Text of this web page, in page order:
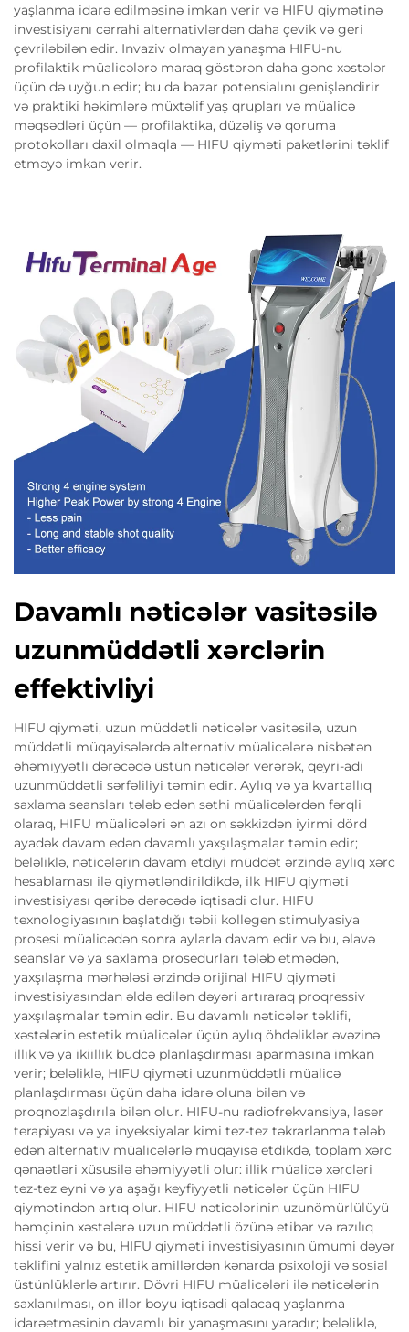
yaşlanma idarə edilməsinə imkan verir və HIFU qiymətinə
investisiyanı cərrahi alternativlərdən daha çevik və geri
çevriləbilən edir. Invaziv olmayan yanaşma HIFU-nu
profilaktik müalicələrə maraq göstərən daha gənc xəstələr
üçün də uyğun edir; bu da bazar potensialını genişləndirir
və praktiki həkimlərə müxtəlif yaş qrupları və müalicə
məqsədləri üçün — profilaktika, düzəliş və qoruma
protokolları daxil olmaqla — HIFU qiyməti paketlərini təklif
etməyə imkan verir.
Davamlı nəticələr vasitəsilə
uzunmüddətli xərclərin
effektivliyi
HIFU qiyməti, uzun müddətli nəticələr vasitəsilə, uzun
müddətli müqayisələrdə alternativ müalicələrə nisbətən
əhəmiyyətli dərəcədə üstün nəticələr verərək, qeyri-adi
uzunmüddətli sərfəliliyi təmin edir. Aylıq və ya kvartallıq
saxlama seansları tələb edən səthi müalicələrdən fərqli
olaraq, HIFU müalicələri ən azı on səkkizdən iyirmi dörd
ayadək davam edən davamlı yaxşılaşmalar təmin edir;
beləliklə, nəticələrin davam etdiyi müddət ərzində aylıq xərc
hesablaması ilə qiymətləndirildikdə, ilk HIFU qiyməti
investisiyası qəribə dərəcədə iqtisadi olur. HIFU
texnologiyasının başlatdığı təbii kollegen stimulyasiya
prosesi müalicədən sonra aylarla davam edir və bu, əlavə
seanslar və ya saxlama prosedurları tələb etmədən,
yaxşılaşma mərhələsi ərzində orijinal HIFU qiyməti
investisiyasından əldə edilən dəyəri artıraraq proqressiv
yaxşılaşmalar təmin edir. Bu davamlı nəticələr təklifi,
xəstələrin estetik müalicələr üçün aylıq öhdəliklər əvəzinə
illik və ya ikiillik büdcə planlaşdırması aparmasına imkan
verir; beləliklə, HIFU qiyməti uzunmüddətli müalicə
planlaşdırması üçün daha idarə oluna bilən və
proqnozlaşdırıla bilən olur. HIFU-nu radiofrekvansiya, laser
terapiyası və ya inyeksiyalar kimi tez-tez təkrarlanma tələb
edən alternativ müalicələrlə müqayisə etdikdə, toplam xərc
qənaətləri xüsusilə əhəmiyyətli olur: illik müalicə xərcləri
tez-tez eyni və ya aşağı keyfiyyətli nəticələr üçün HIFU
qiymətindən artıq olur. HIFU nəticələrinin uzunömürlülüyü
həmçinin xəstələrə uzun müddətli özünə etibar və razılıq
hissi verir və bu, HIFU qiyməti investisiyasının ümumi dəyər
təklifini yalnız estetik amillərdən kənarda psixoloji və sosial
üstünlüklərlə artırır. Dövri HIFU müalicələri ilə nəticələrin
saxlanılması, on illər boyu iqtisadi qalacaq yaşlanma
idarəetməsinin davamlı bir yanaşmasını yaradır; beləliklə,